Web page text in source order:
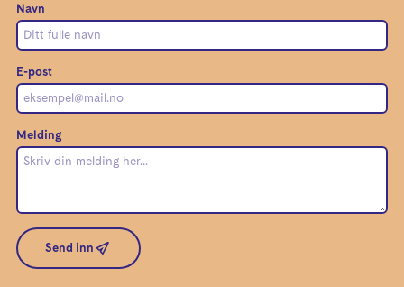
Navn
E-post
Melding
Send inn